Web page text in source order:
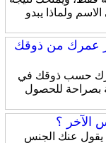
ولماذا يبدو
عمرك من ذوقك
حسب ذوقك في
بصراحة للحصول
الآخر ؟
يقول عنك الجنس